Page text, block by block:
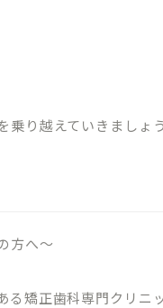
乗り越えていきましょ
方へ～
矯正歯科専門クリニッ
介 マウ